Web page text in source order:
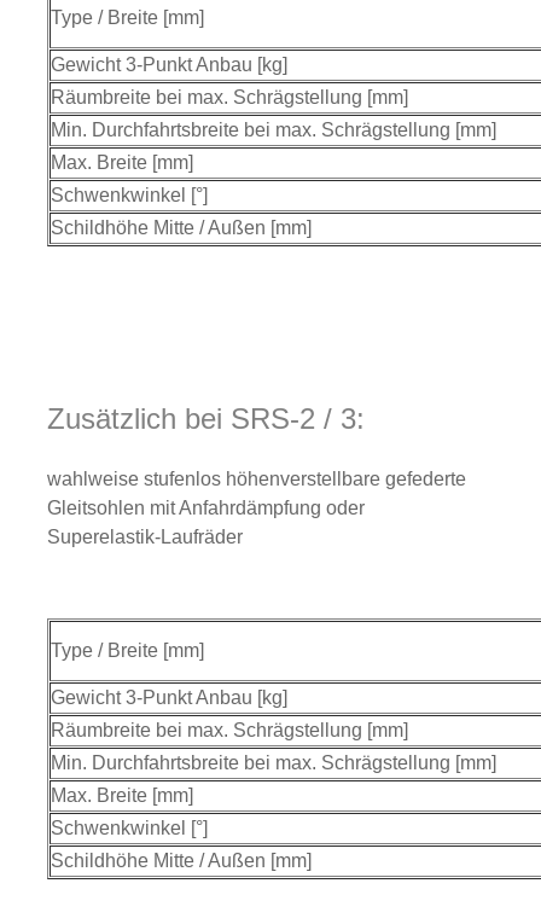
Type / Breite [mm]
Gewicht 3-Punkt Anbau [kg]
Räumbreite bei max. Schrägstellung [mm]
Min. Durchfahrtsbreite bei max. Schrägstellung [mm]
Max. Breite [mm]
Schwenkwinkel [°]
Schildhöhe Mitte / Außen [mm]
Zusätzlich bei SRS-2 / 3:
wahlweise stufenlos höhenverstellbare gefederte
Gleitsohlen mit Anfahrdämpfung oder
Superelastik-Laufräder
Type / Breite [mm]
Gewicht 3-Punkt Anbau [kg]
Räumbreite bei max. Schrägstellung [mm]
Min. Durchfahrtsbreite bei max. Schrägstellung [mm]
Max. Breite [mm]
Schwenkwinkel [°]
Schildhöhe Mitte / Außen [mm]